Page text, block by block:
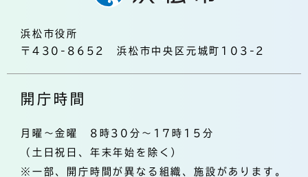
浜松市役所
〒430-8652 浜松市中央区元城町103-2
開庁時間
月曜～金曜 8時30分～17時15分
（土日祝日、年末年始を除く）
※一部、開庁時間が異なる組織、施設があります。